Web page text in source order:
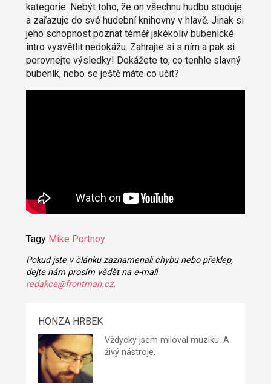
kategorie. Nebýt toho, že on všechnu hudbu studuje
a zařazuje do své hudební knihovny v hlavě. Jinak si
jeho schopnost poznat téměř jakékoliv bubenické
intro vysvětlit nedokážu. Zahrajte si s ním a pak si
porovnejte výsledky! Dokážete to, co tenhle slavný
bubeník, nebo se ještě máte co učit?
Tagy Mike Portnoy
Pokud jste v článku zaznamenali chybu nebo překlep,
dejte nám prosím vědět na e-mail
redakce@frontman.cz.
HONZA HRBEK
Vždycky jsem miloval muziku. A
živý nástroje.